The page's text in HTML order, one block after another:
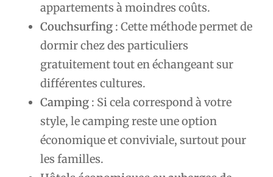
appartements à moindres coûts.
Couchsurfing : Cette méthode permet de
dormir chez des particuliers
gratuitement tout en échangeant sur
différentes cultures.
Camping : Si cela correspond à votre
style, le camping reste une option
économique et conviviale, surtout pour
les familles.